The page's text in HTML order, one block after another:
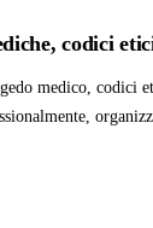
codici
medico, codici